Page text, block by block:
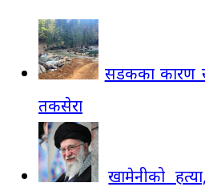
सडकका कारण
तकसेरा
खामेनीको